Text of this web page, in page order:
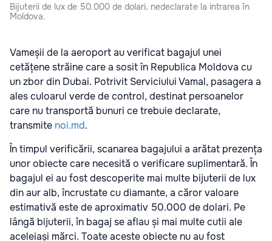
Bijuterii de lux de 50.000 de dolari, nedeclarate la intrarea în
Moldova.
Vameșii de la aeroport au verificat bagajul unei
cetățene străine care a sosit în Republica Moldova cu
un zbor din Dubai. Potrivit Serviciului Vamal, pasagera a
ales culoarul verde de control, destinat persoanelor
care nu transportă bunuri ce trebuie declarate,
transmite noi.md.
În timpul verificării, scanarea bagajului a arătat prezența
unor obiecte care necesită o verificare suplimentară. În
bagajul ei au fost descoperite mai multe bijuterii de lux
din aur alb, încrustate cu diamante, a căror valoare
estimativă este de aproximativ 50.000 de dolari. Pe
lângă bijuterii, în bagaj se aflau și mai multe cutii ale
aceleiași mărci. Toate aceste obiecte nu au fost